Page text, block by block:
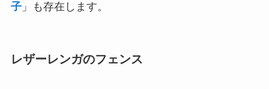
子」も存在します。
レザーレンガのフェンス